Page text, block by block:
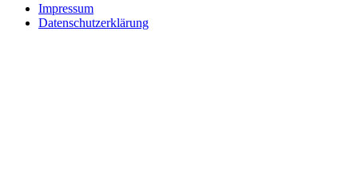
Impressum
Datenschutzerklärung